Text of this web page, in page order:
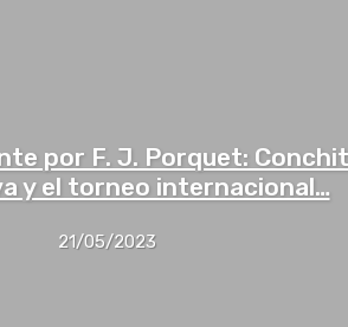
por F. J. Porquet:
y el torneo internacional…
21/05/2023